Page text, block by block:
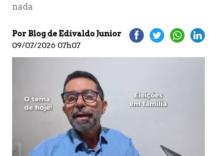
nada
Por Blog de Edivaldo Junior
09/07/2026 07h07